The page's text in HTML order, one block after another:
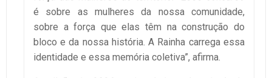
é sobre as mulheres da nossa comunidade,
sobre a força que elas têm na construção do
bloco e da nossa história. A Rainha carrega essa
identidade e essa memória coletiva”, afirma.